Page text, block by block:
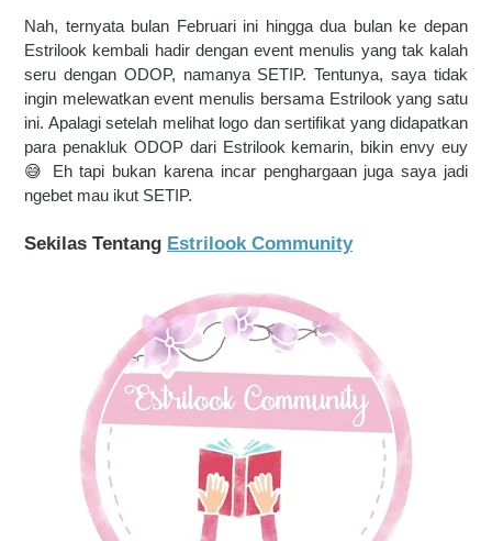
Nah, ternyata bulan Februari ini hingga dua bulan ke depan
Estrilook kembali hadir dengan event menulis yang tak kalah
seru dengan ODOP, namanya SETIP. Tentunya, saya tidak
ingin melewatkan event menulis bersama Estrilook yang satu
ini. Apalagi setelah melihat logo dan sertifikat yang didapatkan
para penakluk ODOP dari Estrilook kemarin, bikin envy euy
😅 Eh tapi bukan karena incar penghargaan juga saya jadi
ngebet mau ikut SETIP.
Sekilas Tentang Estrilook Community